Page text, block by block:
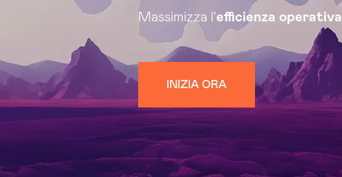
Massimizza l'efficienza operativa
INIZIA ORA